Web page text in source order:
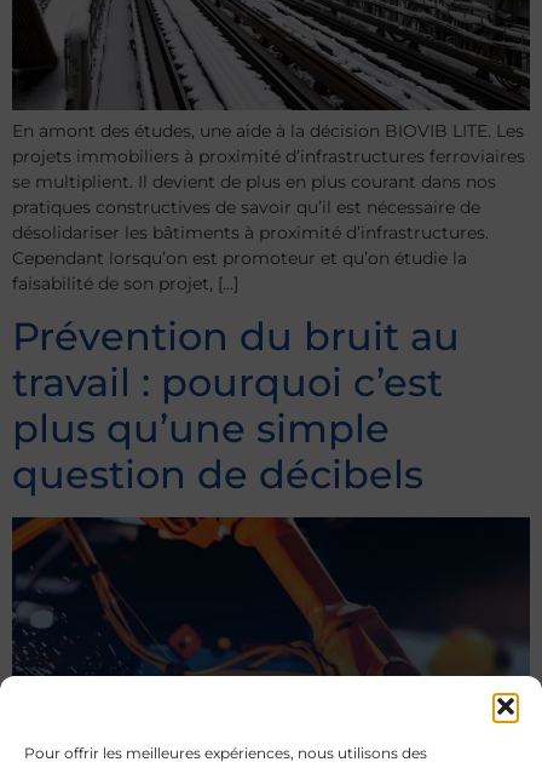
Pour offrir les meilleures expériences, nous utilisons des
En amont des études, une aide à la décision BIOVIB LITE. Les
projets immobiliers à proximité d’infrastructures ferroviaires
se multiplient. Il devient de plus en plus courant dans nos
pratiques constructives de savoir qu’il est nécessaire de
désolidariser les bâtiments à proximité d’infrastructures.
Cependant lorsqu’on est promoteur et qu’on étudie la
faisabilité de son projet, […]
Prévention du bruit au
travail : pourquoi c’est
plus qu’une simple
question de décibels